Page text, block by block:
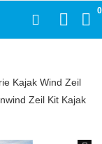
0
Kajak Wind Zeil
Zeil Kit Kajak